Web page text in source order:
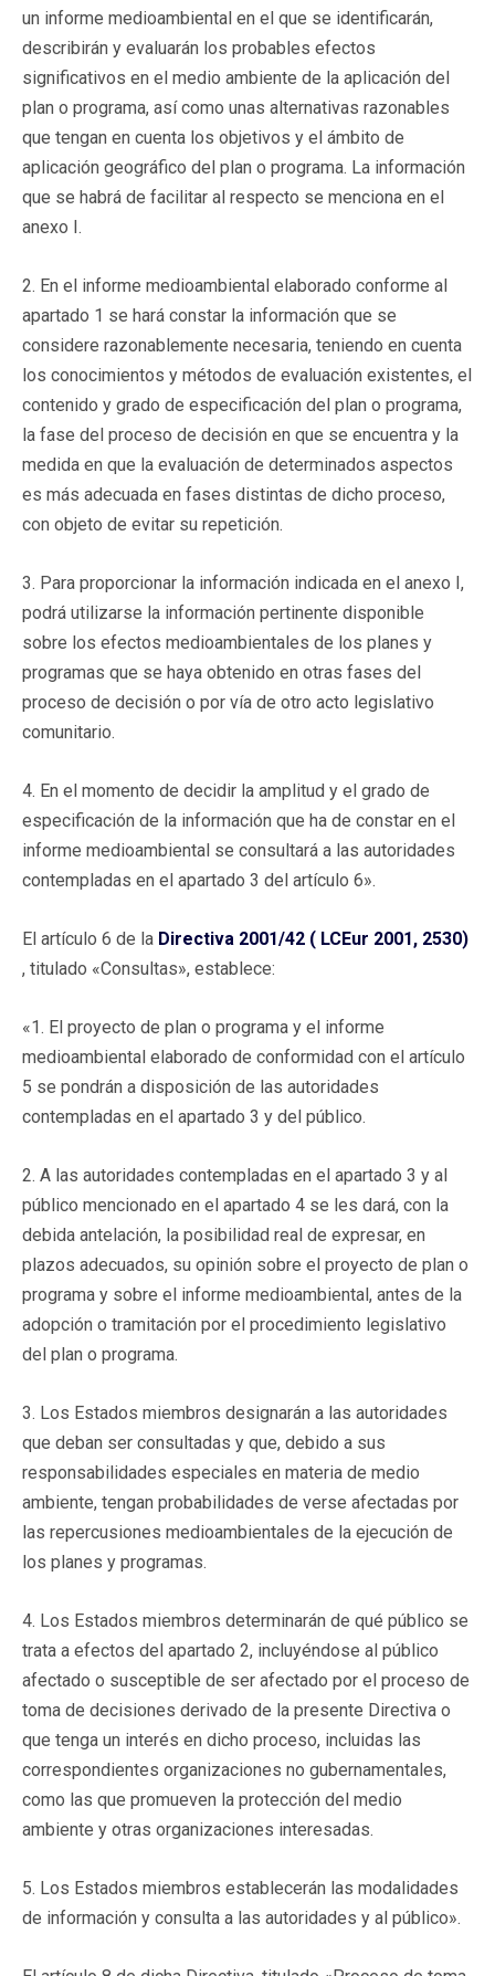
un informe medioambiental en el que se identificarán,
describirán y evaluarán los probables efectos
significativos en el medio ambiente de la aplicación del
plan o programa, así como unas alternativas razonables
que tengan en cuenta los objetivos y el ámbito de
aplicación geográfico del plan o programa. La información
que se habrá de facilitar al respecto se menciona en el
anexo I.
2. En el informe medioambiental elaborado conforme al
apartado 1 se hará constar la información que se
considere razonablemente necesaria, teniendo en cuenta
los conocimientos y métodos de evaluación existentes, el
contenido y grado de especificación del plan o programa,
la fase del proceso de decisión en que se encuentra y la
medida en que la evaluación de determinados aspectos
es más adecuada en fases distintas de dicho proceso,
con objeto de evitar su repetición.
3. Para proporcionar la información indicada en el anexo I,
podrá utilizarse la información pertinente disponible
sobre los efectos medioambientales de los planes y
programas que se haya obtenido en otras fases del
proceso de decisión o por vía de otro acto legislativo
comunitario.
4. En el momento de decidir la amplitud y el grado de
especificación de la información que ha de constar en el
informe medioambiental se consultará a las autoridades
contempladas en el apartado 3 del artículo 6».
El artículo 6 de la Directiva 2001/42 ( LCEur 2001, 2530)
, titulado «Consultas», establece:
«1. El proyecto de plan o programa y el informe
medioambiental elaborado de conformidad con el artículo
5 se pondrán a disposición de las autoridades
contempladas en el apartado 3 y del público.
2. A las autoridades contempladas en el apartado 3 y al
público mencionado en el apartado 4 se les dará, con la
debida antelación, la posibilidad real de expresar, en
plazos adecuados, su opinión sobre el proyecto de plan o
programa y sobre el informe medioambiental, antes de la
adopción o tramitación por el procedimiento legislativo
del plan o programa.
3. Los Estados miembros designarán a las autoridades
que deban ser consultadas y que, debido a sus
responsabilidades especiales en materia de medio
ambiente, tengan probabilidades de verse afectadas por
las repercusiones medioambientales de la ejecución de
los planes y programas.
4. Los Estados miembros determinarán de qué público se
trata a efectos del apartado 2, incluyéndose al público
afectado o susceptible de ser afectado por el proceso de
toma de decisiones derivado de la presente Directiva o
que tenga un interés en dicho proceso, incluidas las
correspondientes organizaciones no gubernamentales,
como las que promueven la protección del medio
ambiente y otras organizaciones interesadas.
5. Los Estados miembros establecerán las modalidades
de información y consulta a las autoridades y al público».